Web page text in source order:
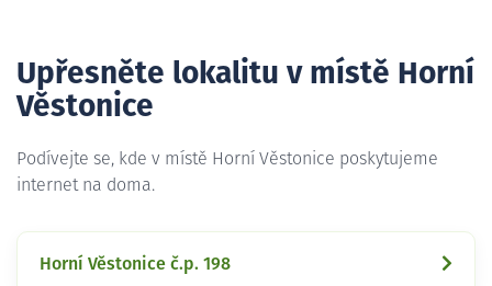
Upřesněte lokalitu v místě Horní
Věstonice
Podívejte se, kde v místě Horní Věstonice poskytujeme
internet na doma.
Horní Věstonice č.p. 198